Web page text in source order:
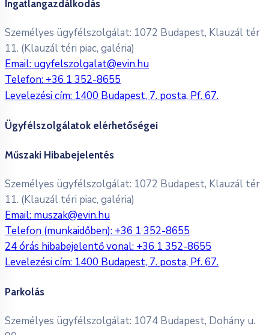
Ingatlangazdálkodás
Személyes ügyfélszolgálat: 1072 Budapest, Klauzál tér
11. (Klauzál téri piac, galéria)
Email: ugyfelszolgalat@evin.hu
Telefon: +36 1 352-8655
Levelezési cím: 1400 Budapest, 7. posta, Pf. 67.
Ügyfélszolgálatok elérhetőségei
Műszaki Hibabejelentés
Személyes ügyfélszolgálat: 1072 Budapest, Klauzál tér
11. (Klauzál téri piac, galéria)
Email: muszak@evin.hu
Telefon (munkaidőben): +36 1 352-8655
24 órás hibabejelentő vonal: +36 1 352-8655
Levelezési cím: 1400 Budapest, 7. posta, Pf. 67.
Parkolás
Személyes ügyfélszolgálat: 1074 Budapest, Dohány u.